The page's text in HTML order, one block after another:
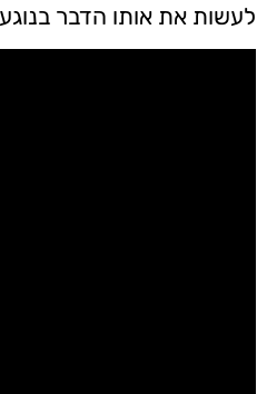
לעשות את אותו הדבר